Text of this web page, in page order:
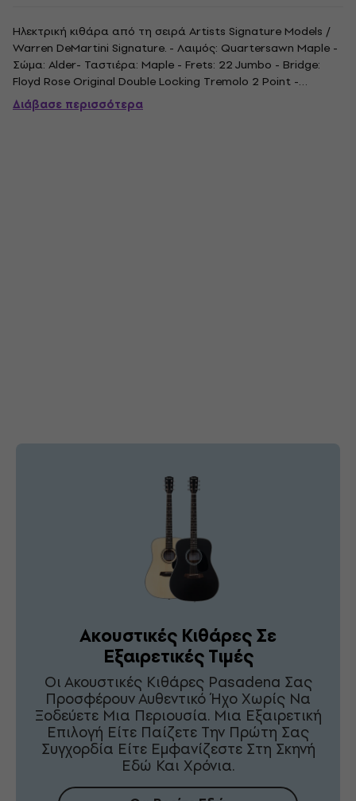
Ηλεκτρική κιθάρα από τη σειρά Artists Signature Models /
Warren DeMartini Signature. - Λαιμός: Quartersawn Maple -
Σώμα: Alder- Ταστιέρα: Maple - Frets: 22 Jumbo - Bridge:
Floyd Rose Original Double Locking Tremolo 2 Point -
Pickups: Seymour Duncan Custom Design Warren DeMartini -
Κλίμακα: 648 mm - Ακτίνα λαιμού: 304, 8 - 406,4 mm
Διάβασε περισσότερα
Ακουστικές Κιθάρες Σε
Εξαιρετικές Τιμές
Οι Ακουστικές Κιθάρες Pasadena Σας
Προσφέρουν Αυθεντικό Ήχο Χωρίς Να
Ξοδεύετε Μια Περιουσία. Μια Εξαιρετική
Επιλογή Είτε Παίζετε Την Πρώτη Σας
Συγχορδία Είτε Εμφανίζεστε Στη Σκηνή
Εδώ Και Χρόνια.